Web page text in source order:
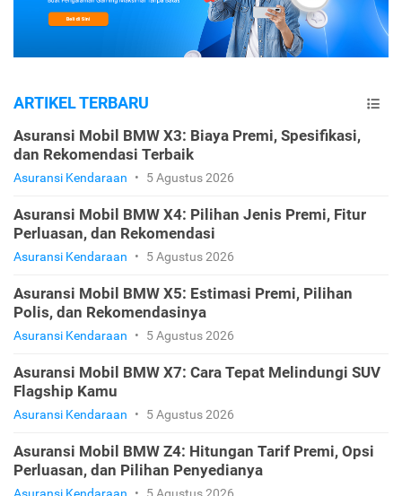
ARTIKEL TERBARU
Asuransi Mobil BMW X3: Biaya Premi, Spesifikasi,
dan Rekomendasi Terbaik
Asuransi Kendaraan • 5 Agustus 2026
Asuransi Mobil BMW X4: Pilihan Jenis Premi, Fitur
Perluasan, dan Rekomendasi
Asuransi Kendaraan • 5 Agustus 2026
Asuransi Mobil BMW X5: Estimasi Premi, Pilihan
Polis, dan Rekomendasinya
Asuransi Kendaraan • 5 Agustus 2026
Asuransi Mobil BMW X7: Cara Tepat Melindungi SUV
Flagship Kamu
Asuransi Kendaraan • 5 Agustus 2026
Asuransi Mobil BMW Z4: Hitungan Tarif Premi, Opsi
Perluasan, dan Pilihan Penyedianya
Asuransi Kendaraan • 5 Agustus 2026